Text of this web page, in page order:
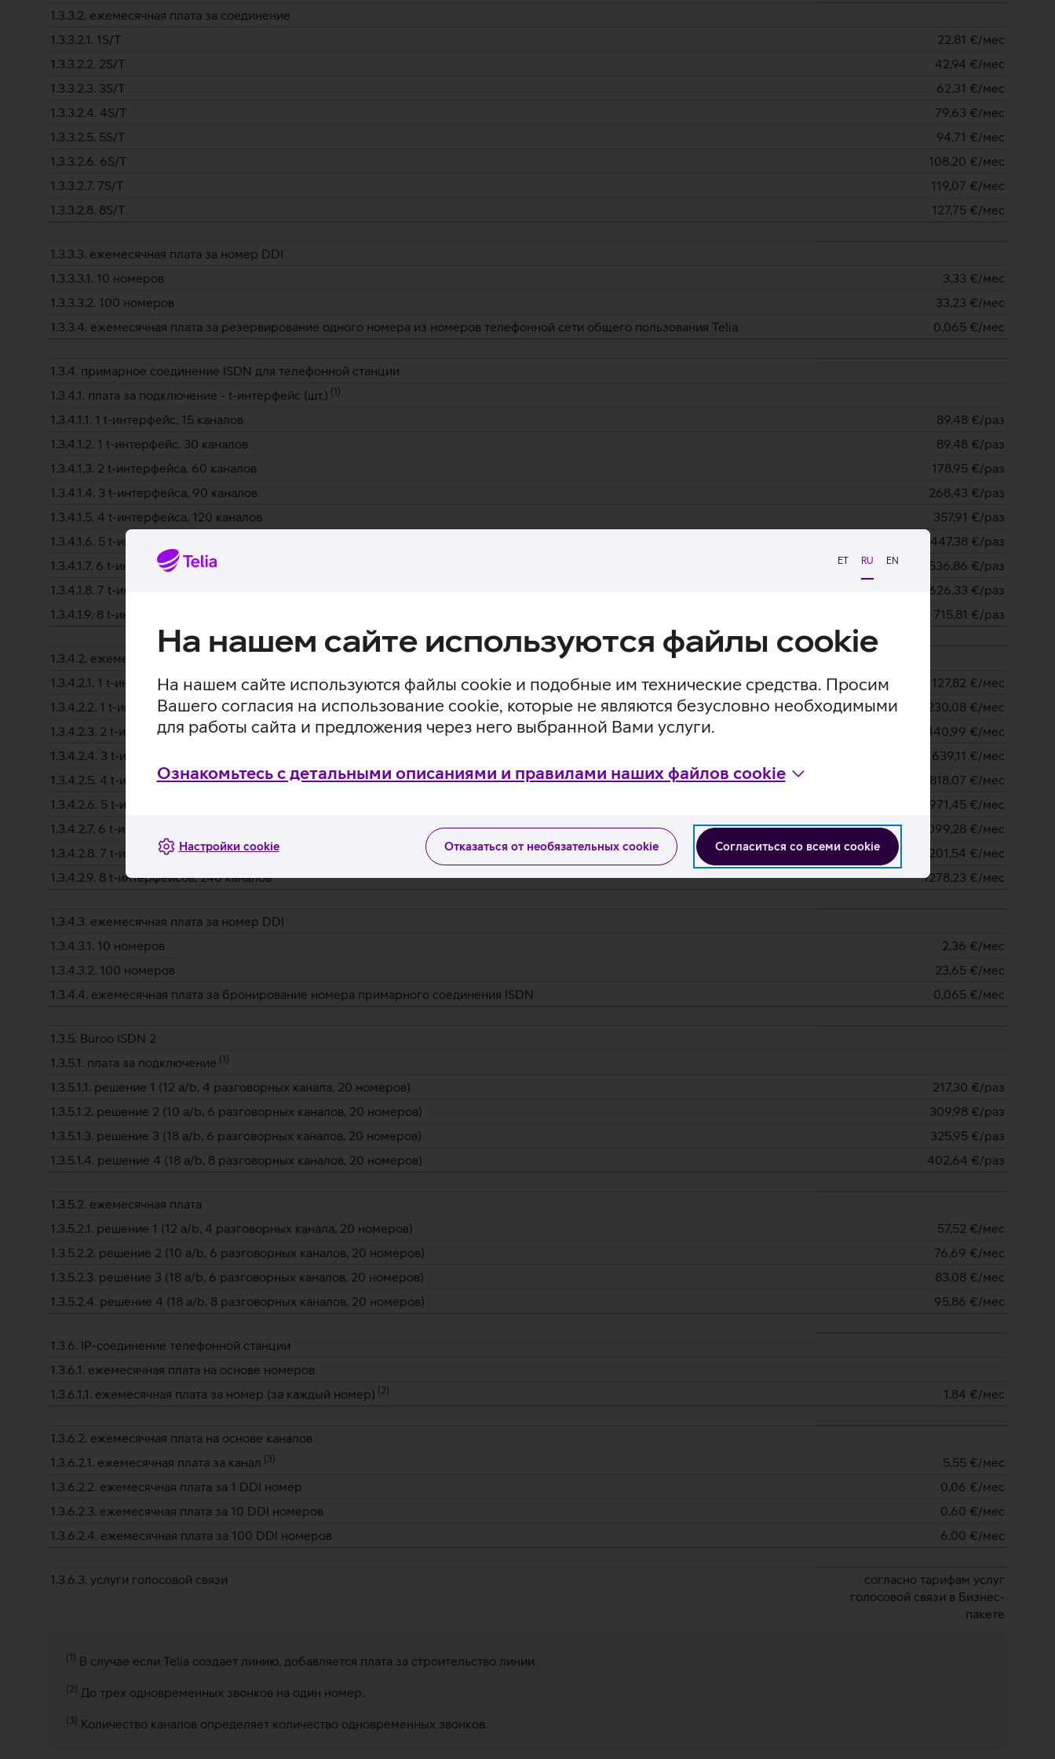
ET RU EN
На нашем сайте используются файлы cookie
На нашем сайте используются файлы cookie и подобные им технические средства. Просим
Вашего согласия на использование cookie, которые не являются безусловно необходимыми
для работы сайта и предложения через него выбранной Вами услуги.
Ознакомьтесь с детальными описаниями и правилами наших файлов cookie
Согласиться со всеми cookie
Отказаться от необязательных cookie
Настройки cookie
1.3.3.2. ежемесячная плата за соединение
1.3.3.2.1. 1S/T
22,81 €/мес
1.3.3.2.2. 2S/T
42,94 €/мес
1.3.3.2.3. 3S/T
62,31 €/мес
1.3.3.2.4. 4S/T
79,63 €/мес
1.3.3.2.5. 5S/T
94,71 €/мес
1.3.3.2.6. 6S/T
108,20 €/мес
1.3.3.2.7. 7S/T
119,07 €/мес
1.3.3.2.8. 8S/T
127,75 €/мес
1.3.3.3. ежемесячная плата за номер DDI
1.3.3.3.1. 10 номеров
3,33 €/мес
1.3.3.3.2. 100 номеров
33,23 €/мес
1.3.3.4. ежемесячная плата за резервирование одного номера из номеров телефонной сети общего пользования Telia
0,065 €/мес
1.3.4. примарное соединение ISDN для телефонной станции
1.3.4.1. плата за подключение - t-интерфейс (шт.) (1 )
1.3.4.1.1. 1 t-интерфейс, 15 каналов 89,48 €/раз
1.3.4.1.2. 1 t-интерфейс, 30 каналов
89,48 €/раз
1.3.4.1.3. 2 t-интерфейса, 60 каналов
178,95 €/раз
1.3.4.1.4. 3 t-интерфейса, 90 каналов
268,43 €/раз
1.3.4.1.5. 4 t-интерфейса, 120 каналов
357,91 €/раз
1.3.4.1.6. 5 t-интерфейсов, 150 каналов
447,38 €/раз
1.3.4.1.7. 6 t-интерфейсов, 180 каналов
536,86 €/раз
1.3.4.1.8. 7 t-интерфейсов, 210 каналов
626,33 €/раз
1.3.4.1.9. 8 t-интерфейсов, 240 каналов
715,81 €/раз
1.3.4.2. ежемесячная плата за соединение - t-интерфейс (шт.)
1.3.4.2.1. 1 t-интерфейс, 15 каналов
127,82 €/мес
1.3.4.2.2. 1 t-интерфейс, 30 каналов
230,08 €/мес
1.3.4.2.3. 2 t-интерфейса, 60 каналов
440,99 €/мес
1.3.4.2.4. 3 t-интерфейса, 90 каналов
639,11 €/мес
1.3.4.2.5. 4 t-интерфейса, 120 каналов
818,07 €/мес
1.3.4.2.6. 5 t-интерфейсов, 150 каналов
971,45 €/мес
1.3.4.2.7. 6 t-интерфейсов, 180 каналов
1099,28 €/мес
1.3.4.2.8. 7 t-интерфейсов, 210 каналов
1201,54 €/мес
1.3.4.2.9. 8 t-интерфейсов, 240 каналов
1278,23 €/мес
1.3.4.3. ежемесячная плата за номер DDI
1.3.4.3.1. 10 номеров
2,36 €/мес
1.3.4.3.2. 100 номеров
23,65 €/мес
1.3.4.4. ежемесячная плата за бронирование номера примарного соединения ISDN
0,065 €/мес
1.3.5. Büroo ISDN 2
1.3.5.1. плата за подключение (1 )
1.3.5.1.1. решение 1 (12 a/b, 4 разговорных канала, 20 номеров) 217,30 €/раз
1.3.5.1.2. решение 2 (10 a/b, 6 разговорных каналов, 20 номеров)
309,98 €/раз
1.3.5.1.3. решение 3 (18 a/b, 6 разговорных каналов, 20 номеров)
325,95 €/раз
1.3.5.1.4. решение 4 (18 a/b, 8 разговорных каналов, 20 номеров)
402,64 €/раз
1.3.5.2. ежемесячная плата
1.3.5.2.1. решение 1 (12 a/b, 4 разговорных канала, 20 номеров)
57,52 €/мес
1.3.5.2.2. решение 2 (10 a/b, 6 разговорных каналов, 20 номеров)
76,69 €/мес
1.3.5.2.3. решение 3 (18 a/b, 6 разговорных каналов, 20 номеров)
83,08 €/мес
1.3.5.2.4. решение 4 (18 a/b, 8 разговорных каналов, 20 номеров)
95,86 €/мес
1.3.6. IP-соединение телефонной станции
1.3.6.1. ежемесячная плата на основе номеров
1.3.6.1.1. ежемесячная плата за номер (за каждый номер) (2) 1,84 €/мес
1.3.6.2. ежемесячная плата на основе каналов
1.3.6.2.1. ежемесячная плата за канал (3) 5,55 €/мес
1.3.6.2.2. ежемесячная плата за 1 DDI нoмер
0,06 €/мес
1.3.6.2.3. ежемесячная плата за 10 DDI нoмеров
0,60 €/мес
1.3.6.2.4. ежемесячная плата за 100 DDI нoмеров
6,00 €/мес
1.3.6.3. услуги голосовой связи
согласно тарифам услуг
голосовой связи в Бизнес-
пакете
(1) В случае если Telia создает линию, добавляется плата за строительство линии.
(2) До трех одновременных звонков на один номер.
(3) Количество каналов определяет количество одновременных звонков.